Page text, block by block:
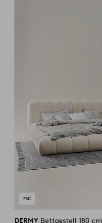
DERMY Bettgestell 180 cm